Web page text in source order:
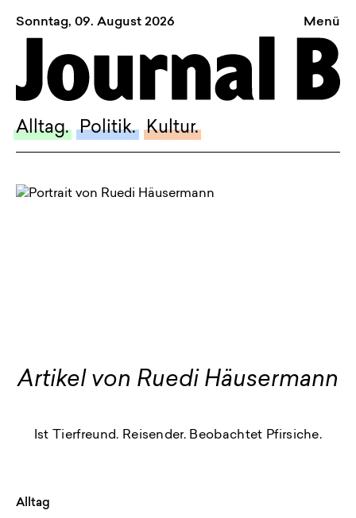
Sonntag, 09. August 2026
Alltag. Politik. Kultur.
Menü
Sagt, was Bern bewegt
Alltag.
Politik.
Kultur.
Blog.
Artikel von Ruedi Häusermann
Ist Tierfreund. Reisender. Beobachtet Pfirsiche.
Alltag